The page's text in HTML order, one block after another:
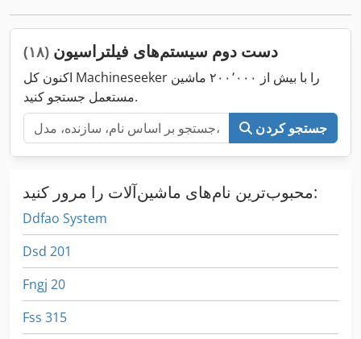
دست دوم سیستم‌های فیلتراسیون (۱۸)
اکنون کل Machineseeker را با بیش از ۲۰۰٬۰۰۰ ماشین
مستعمل جستجو کنید.
جستجو کردن
محبوب‌ترین نام‌های ماشین‌آلات را مرور کنید:
Ddfao System
Dsd 201
Fngj 20
Fss 315